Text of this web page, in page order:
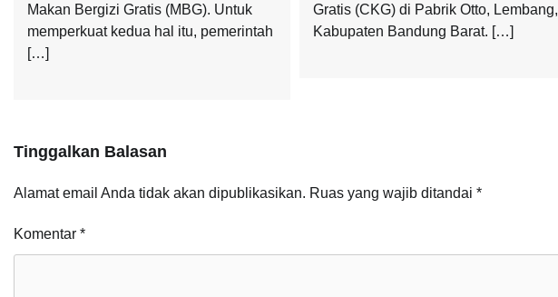
Makan Bergizi Gratis (MBG). Untuk
memperkuat kedua hal itu, pemerintah
[…]
Gratis (CKG) di Pabrik Otto, Lembang,
Kabupaten Bandung Barat. […]
Tinggalkan Balasan
Alamat email Anda tidak akan dipublikasikan. Ruas yang wajib ditandai *
Komentar *